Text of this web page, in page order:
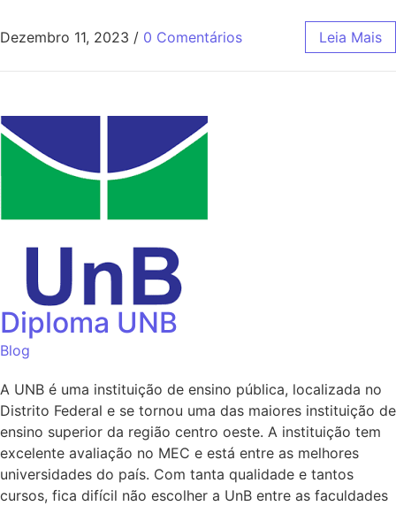
Dezembro 11, 2023 / 0 Comentários Leia Mais
Diploma UNB
Blog
A UNB é uma instituição de ensino pública, localizada no
Distrito Federal e se tornou uma das maiores instituição de
ensino superior da região centro oeste. A instituição tem
excelente avaliação no MEC e está entre as melhores
universidades do país. Com tanta qualidade e tantos
cursos, fica difícil não escolher a UnB entre as faculdades